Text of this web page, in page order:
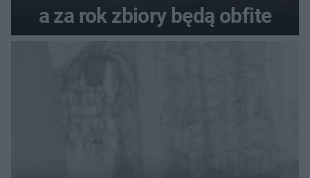
a za rok zbiory będą obfite